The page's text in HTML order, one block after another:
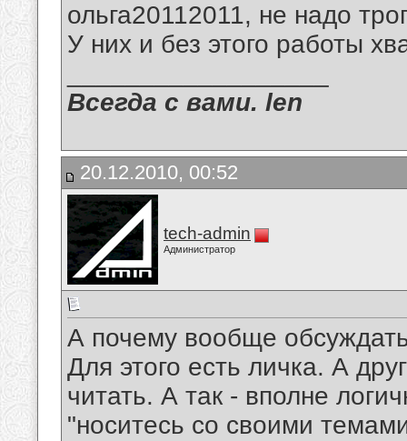
ольга20112011, не надо
У них и без этого работы
Всегда с вами. len
20.12.2010, 00:52
tech-admin
Администратор
А почему вообще
Для этого есть личка. А
читать. А так - вполне
"носитесь со своими